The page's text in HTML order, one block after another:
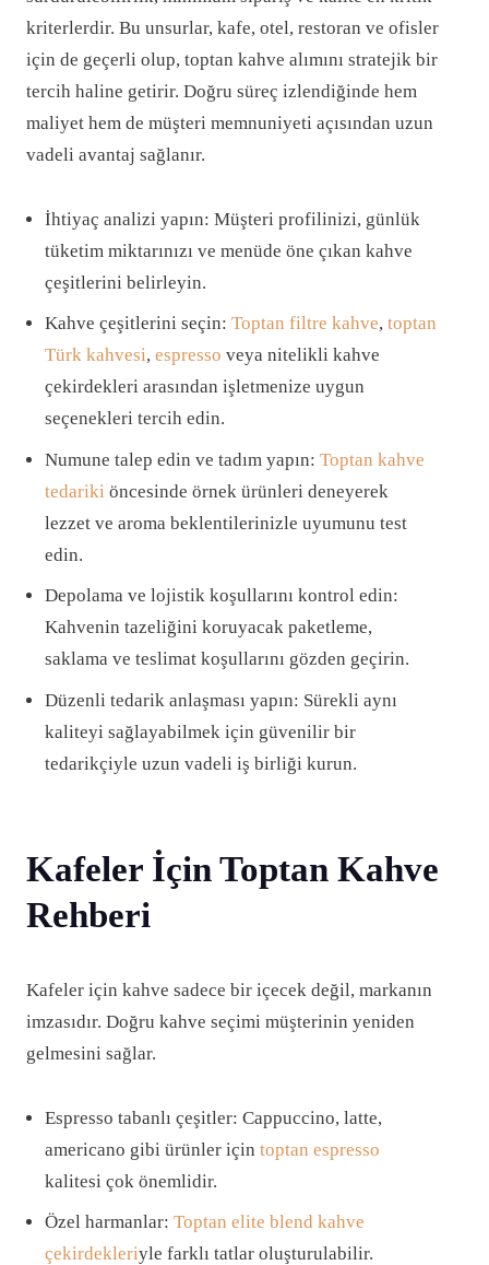
kriterlerdir. Bu unsurlar, kafe, otel, restoran ve ofisler
için de geçerli olup, toptan kahve alımını stratejik bir
tercih haline getirir. Doğru süreç izlendiğinde hem
maliyet hem de müşteri memnuniyeti açısından uzun
vadeli avantaj sağlanır.
İhtiyaç analizi yapın: Müşteri profilinizi, günlük
tüketim miktarınızı ve menüde öne çıkan kahve
çeşitlerini belirleyin.
Kahve çeşitlerini seçin: Toptan filtre kahve, toptan
Türk kahvesi, espresso veya nitelikli kahve
çekirdekleri arasından işletmenize uygun
seçenekleri tercih edin.
Numune talep edin ve tadım yapın: Toptan kahve
tedariki öncesinde örnek ürünleri deneyerek
lezzet ve aroma beklentilerinizle uyumunu test
edin.
Depolama ve lojistik koşullarını kontrol edin:
Kahvenin tazeliğini koruyacak paketleme,
saklama ve teslimat koşullarını gözden geçirin.
Düzenli tedarik anlaşması yapın: Sürekli aynı
kaliteyi sağlayabilmek için güvenilir bir
tedarikçiyle uzun vadeli iş birliği kurun.
Kafeler İçin Toptan Kahve
Rehberi
Kafeler için kahve sadece bir içecek değil, markanın
imzasıdır. Doğru kahve seçimi müşterinin yeniden
gelmesini sağlar.
Espresso tabanlı çeşitler: Cappuccino, latte,
americano gibi ürünler için toptan espresso
kalitesi çok önemlidir.
Özel harmanlar: Toptan elite blend kahve
çekirdekleriyle farklı tatlar oluşturulabilir.